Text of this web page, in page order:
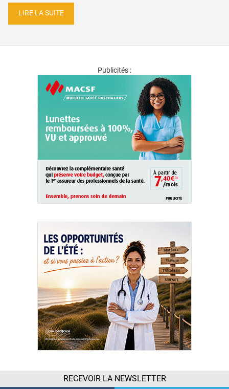
LIRE LA SUITE
Publicités :
RECEVOIR LA NEWSLETTER